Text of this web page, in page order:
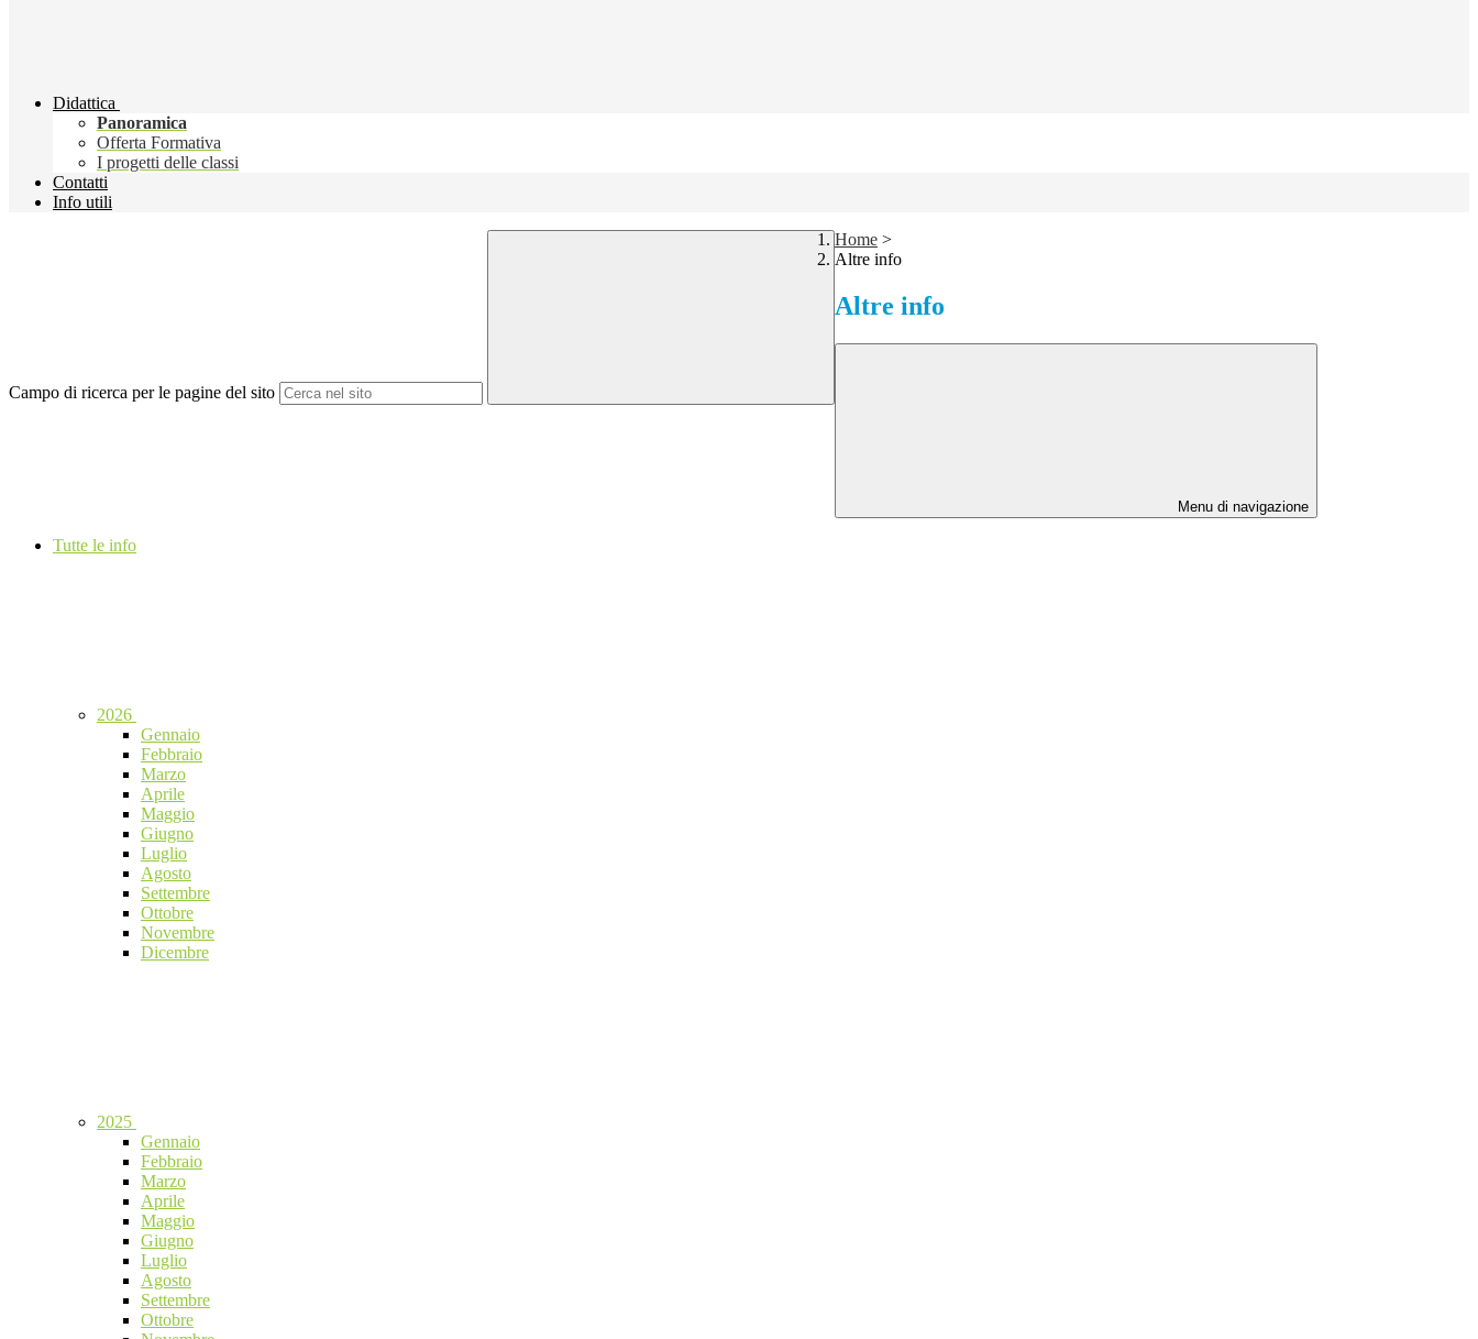
Didattica
Panoramica
Offerta Formativa
I progetti delle classi
Contatti
Info utili
Campo di ricerca per le pagine del sito
Home >
Altre info
Altre info
Menu di navigazione
Tutte le info
2026
Gennaio
Febbraio
Marzo
Aprile
Maggio
Giugno
Luglio
Agosto
Settembre
Ottobre
Novembre
Dicembre
2025
Gennaio
Febbraio
Marzo
Aprile
Maggio
Giugno
Luglio
Agosto
Settembre
Ottobre